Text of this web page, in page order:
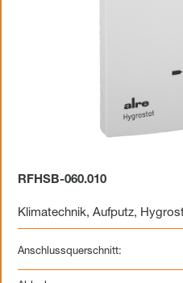
RFHSB-060.010
Klimatechnik, Aufputz,
Anschlussquerschnitt: